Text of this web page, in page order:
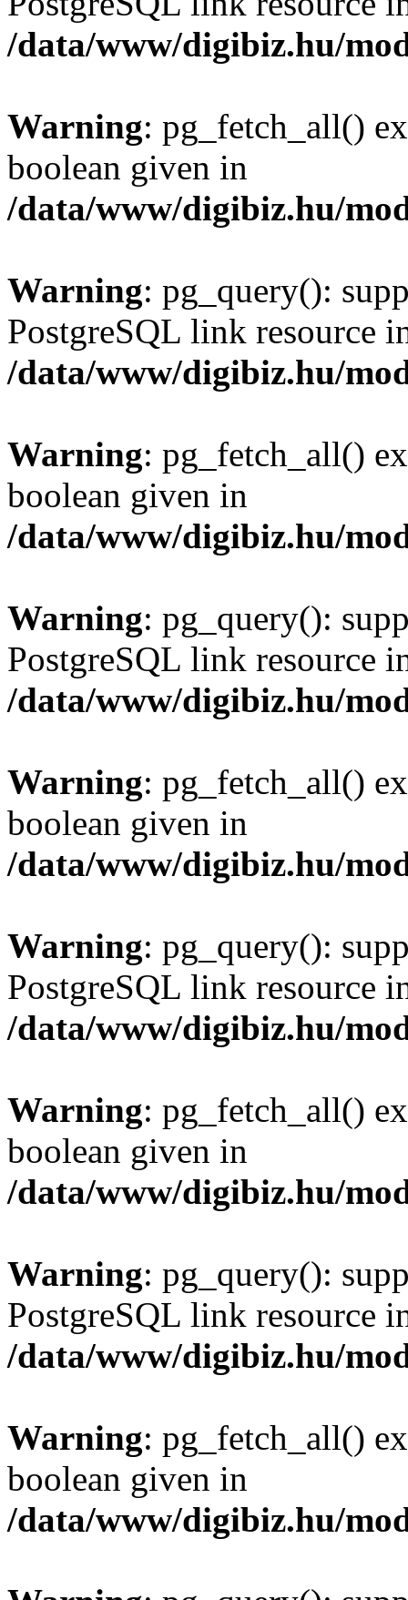
/data/www/digibiz.hu/
Warning: pg_fetch_all()
boolean given in
/data/www/digibiz.hu/
Warning: pg_query():
PostgreSQL link resource
/data/www/digibiz.hu/
Warning: pg_fetch_all()
boolean given in
/data/www/digibiz.hu/
Warning: pg_query():
PostgreSQL link resource
/data/www/digibiz.hu/
Warning: pg_fetch_all()
boolean given in
/data/www/digibiz.hu/
Warning: pg_query():
PostgreSQL link resource
/data/www/digibiz.hu/
Warning: pg_fetch_all()
boolean given in
/data/www/digibiz.hu/
Warning: pg_query():
PostgreSQL link resource
/data/www/digibiz.hu/
Warning: pg_fetch_all()
boolean given in
/data/www/digibiz.hu/